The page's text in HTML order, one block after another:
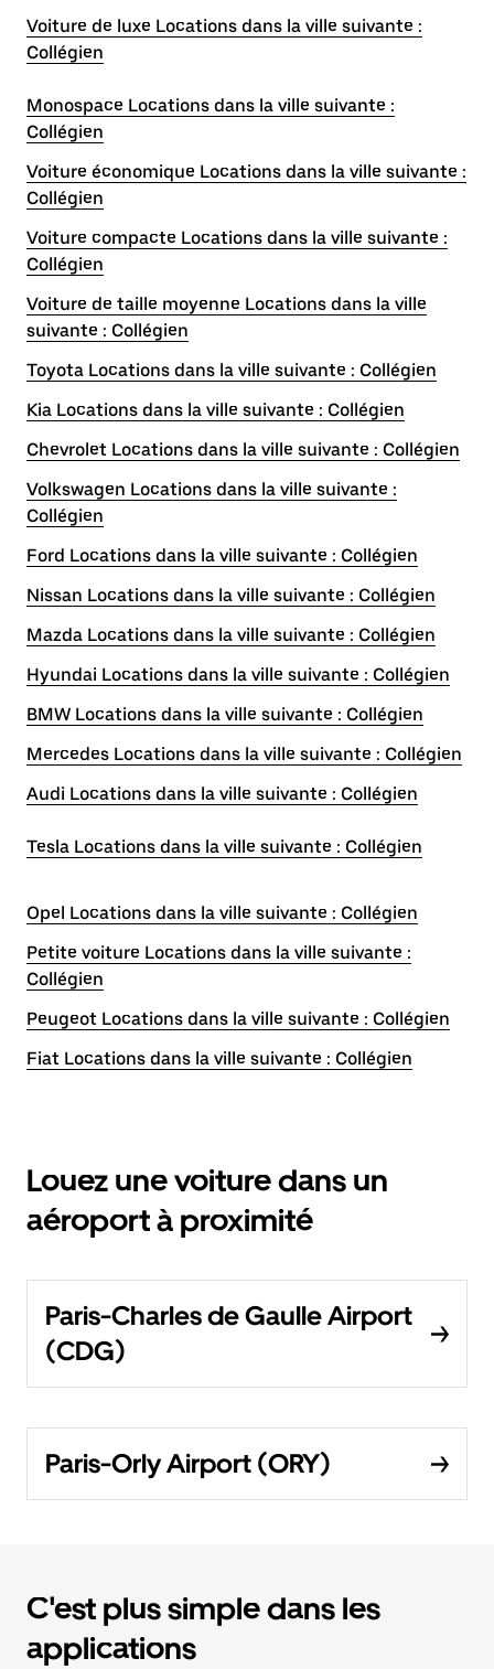
Voiture de luxe Locations dans la ville suivante :
Collégien
Monospace Locations dans la ville suivante :
Collégien
Voiture économique Locations dans la ville suivante :
Collégien
Voiture compacte Locations dans la ville suivante :
Collégien
Voiture de taille moyenne Locations dans la ville
suivante : Collégien
Toyota Locations dans la ville suivante : Collégien
Kia Locations dans la ville suivante : Collégien
Chevrolet Locations dans la ville suivante : Collégien
Volkswagen Locations dans la ville suivante :
Collégien
Ford Locations dans la ville suivante : Collégien
Nissan Locations dans la ville suivante : Collégien
Mazda Locations dans la ville suivante : Collégien
Hyundai Locations dans la ville suivante : Collégien
BMW Locations dans la ville suivante : Collégien
Mercedes Locations dans la ville suivante : Collégien
Audi Locations dans la ville suivante : Collégien
Tesla Locations dans la ville suivante : Collégien
Opel Locations dans la ville suivante : Collégien
Petite voiture Locations dans la ville suivante :
Collégien
Peugeot Locations dans la ville suivante : Collégien
Fiat Locations dans la ville suivante : Collégien
Louez une voiture dans un
aéroport à proximité
Paris-Charles de Gaulle Airport
(CDG)
Paris-Orly Airport (ORY)
C'est plus simple dans les
applications